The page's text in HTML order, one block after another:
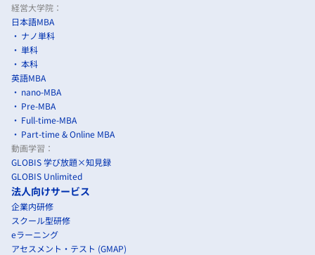
経営大学院：
日本語MBA
ナノ単科
単科
本科
英語MBA
nano-MBA
Pre-MBA
Full-time-MBA
Part-time & Online MBA
動画学習：
GLOBIS 学び放題×知見録
GLOBIS Unlimited
法人向けサービス
企業内研修
スクール型研修
eラーニング
アセスメント・テスト (GMAP)